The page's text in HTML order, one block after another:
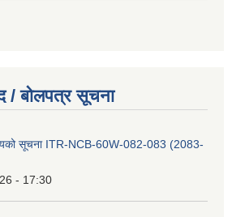
/ बोलपत्र सूचना
सूचना ITR-NCB-60W-082-083 (2083-
- 17:30